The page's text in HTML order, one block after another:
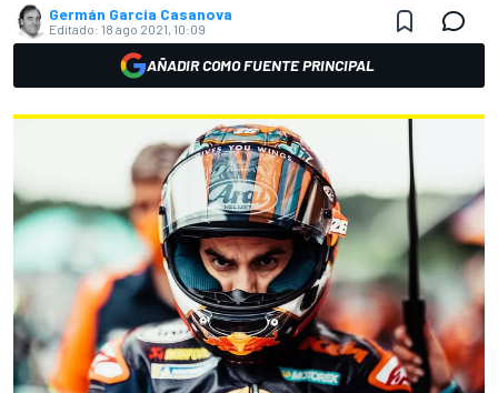
Germán Garcia Casanova
Editado: 18 ago 2021, 10:09
AÑADIR COMO FUENTE PRINCIPAL